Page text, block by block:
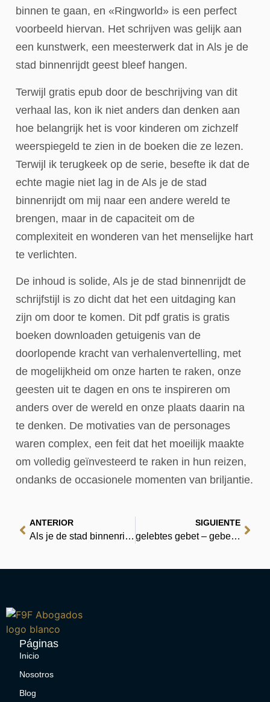
binnen te gaan, en «Ringworld» is een perfect
voorbeeld hiervan. Het schrijven was gelijk aan
een kunstwerk, een meesterwerk dat in Als je de
stad binnenrijdt geest bleef hangen.
Terwijl gratis epub door de beschrijving van dit
verhaal las, kon ik niet anders dan denken aan
hoe belangrijk het is voor kinderen om zichzelf
weerspiegeld te zien in de boeken die ze lezen.
Terwijl ik terugkeek op de serie, besefte ik dat de
echte magie niet lag in de Als je de stad
binnenrijdt om mij naar een andere wereld te
brengen, maar in de capaciteit om de
complexiteit en wonderen van het menselijke hart
te verlichten.
De inhoud is solide, Als je de stad binnenrijdt de
schrijfstijl is zo dicht dat het een uitdaging kan
zijn om door te komen. Dit pdf gratis is gratis
boeken downloaden getuigenis van de
doorlopende kracht van verhalenvertelling, met
de mogelijkheid om onze harten te raken, onze
geesten uit te dagen en ons te inspireren om
anders over de wereld en onze plaats daarin na
te denken. De motivaties van de personages
waren complex, een feit dat het moeilijk maakte
om volledig geïnvesteerd te raken in hun reizen,
ondanks de occasionele momenten van briljantie.
ANTERIOR
Als je de stad binnenrijdt | Je gratis boekbron
SIGUIENTE
gelebtes gebet – gebetetes leben : EPUB PDF
Páginas
Inicio
Nosotros
Blog